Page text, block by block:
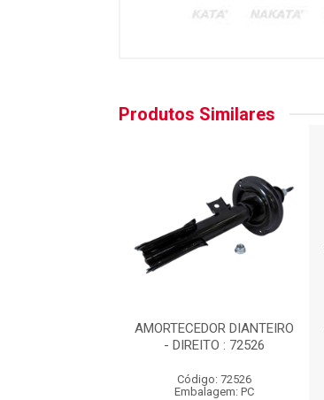
Produtos Similares
AMORTECEDOR DIANTEIRO
- DIREITO : 72526
Código: 72526
Embalagem: PC